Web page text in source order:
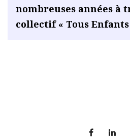
nombreuses années à
collectif « Tous Enfants